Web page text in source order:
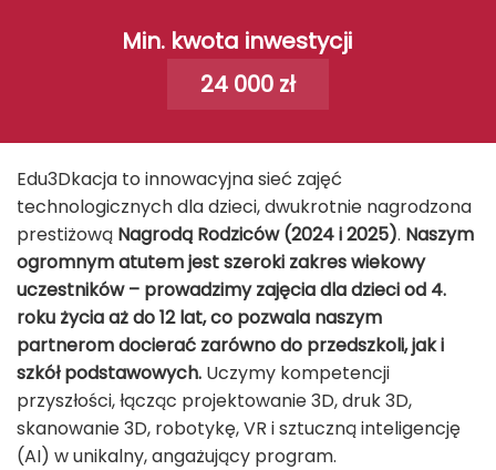
Min. kwota inwestycji
24 000 zł
Edu3Dkacja to innowacyjna sieć zajęć
technologicznych dla dzieci, dwukrotnie nagrodzona
prestiżową Nagrodą Rodziców (2024 i 2025). Naszym
ogromnym atutem jest szeroki zakres wiekowy
uczestników – prowadzimy zajęcia dla dzieci od 4.
roku życia aż do 12 lat, co pozwala naszym
partnerom docierać zarówno do przedszkoli, jak i
szkół podstawowych. Uczymy kompetencji
przyszłości, łącząc projektowanie 3D, druk 3D,
skanowanie 3D, robotykę, VR i sztuczną inteligencję
(AI) w unikalny, angażujący program.